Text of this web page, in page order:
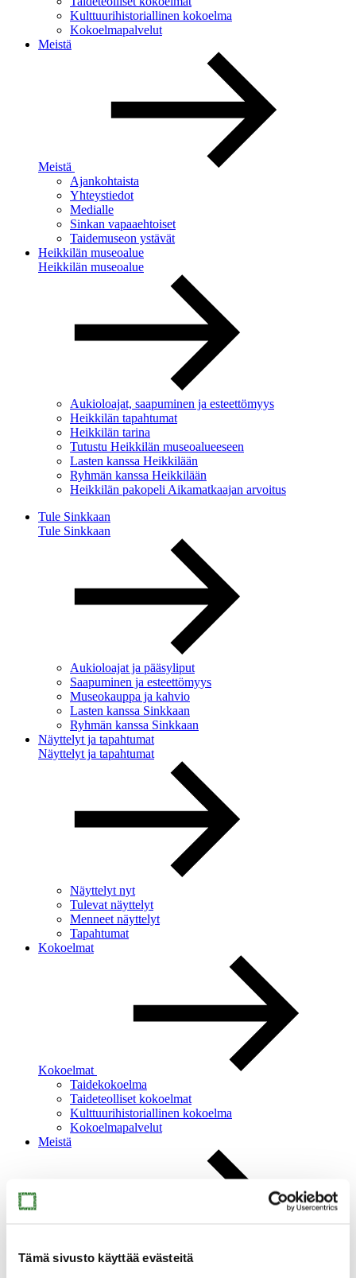
Tämä sivusto käyttää evästeitä
Kulttuurihistoriallinen kokoelma
Kokoelmapalvelut
Meistä
Meistä
Ajankohtaista
Yhteystiedot
Medialle
Sinkan vapaaehtoiset
Taidemuseon ystävät
Heikkilän museoalue
Heikkilän museoalue
Aukioloajat, saapuminen ja esteettömyys
Heikkilän tapahtumat
Heikkilän tarina
Tutustu Heikkilän museoalueeseen
Lasten kanssa Heikkilään
Ryhmän kanssa Heikkilään
Heikkilän pakopeli Aikamatkaajan arvoitus
Tule Sinkkaan
Tule Sinkkaan
Aukioloajat ja pääsyliput
Saapuminen ja esteettömyys
Museokauppa ja kahvio
Lasten kanssa Sinkkaan
Ryhmän kanssa Sinkkaan
Näyttelyt ja tapahtumat
Näyttelyt ja tapahtumat
Näyttelyt nyt
Tulevat näyttelyt
Menneet näyttelyt
Tapahtumat
Kokoelmat
Kokoelmat
Taidekokoelma
Taideteolliset kokoelmat
Kulttuurihistoriallinen kokoelma
Kokoelmapalvelut
Meistä
Meistä